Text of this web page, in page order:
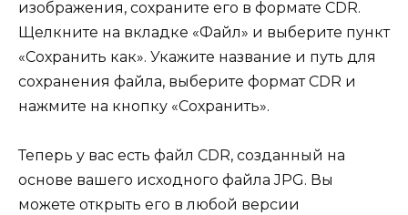
изображения, сохраните его в формате CDR.
Щелкните на вкладке «Файл» и выберите пункт
«Сохранить как». Укажите название и путь для
сохранения файла, выберите формат CDR и
нажмите на кнопку «Сохранить».
Теперь у вас есть файл CDR, созданный на
основе вашего исходного файла JPG. Вы
можете открыть его в любой версии